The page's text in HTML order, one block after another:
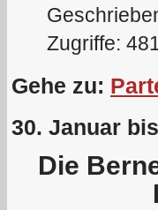
Zugriffe:
Gehe zu:
30. Januar
Die